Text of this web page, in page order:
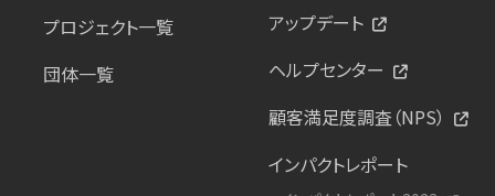
プロジェクト一覧
団体一覧
アップデート
ヘルプセンター
顧客満足度調査（NPS）
インパクトレポート